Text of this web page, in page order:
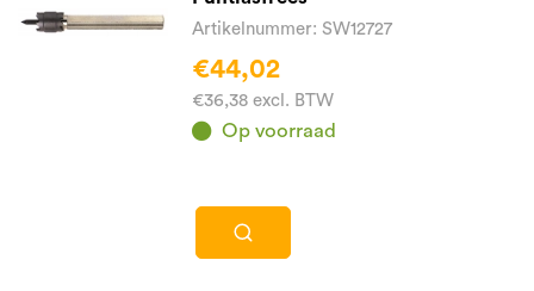
Artikelnummer: SW12727
€44,02
€36,38 excl. BTW
Op voorraad